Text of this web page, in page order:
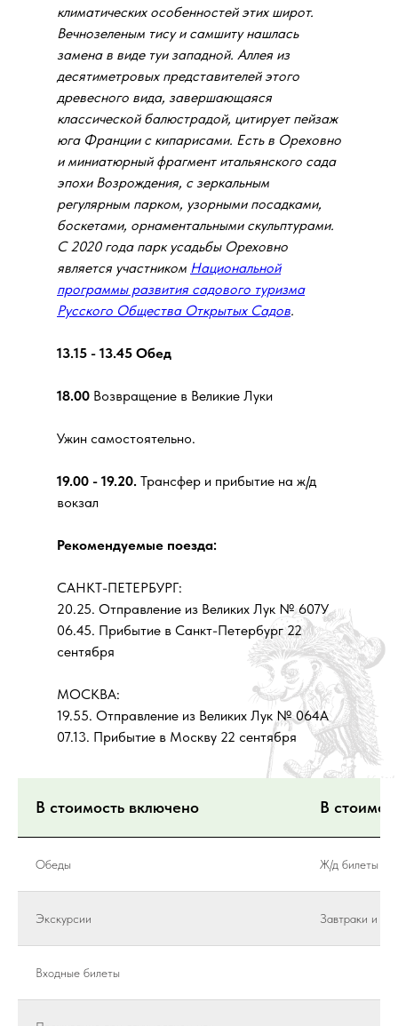
климатических особенностей этих широт.
Вечнозеленым тису и самшиту нашлась
замена в виде туи западной. Аллея из
десятиметровых представителей этого
древесного вида, завершающаяся
классической балюстрадой, цитирует пейзаж
юга Франции с кипарисами. Есть в Ореховно
и миниатюрный фрагмент итальянского сада
эпохи Возрождения, с зеркальным
регулярным парком, узорными посадками,
боскетами, орнаментальными скульптурами.
С 2020 года парк усадьбы Ореховно
является участником Национальной
программы развития садового туризма
Русского Общества Открытых Садов.
13.15 - 13.45 Обед
18.00 Возвращение в Великие Луки
Ужин самостоятельно.
19.00 - 19.20. Трансфер и прибытие на ж/д
вокзал
Рекомендуемые поезда:
САНКТ-ПЕТЕРБУРГ:
20.25. Отправление из Великих Лук № 607У
06.45. Прибытие в Санкт-Петербург 22
сентября
МОСКВА:
19.55. Отправление из Великих Лук № 064А
07.13. Прибытие в Москву 22 сентября
В стоимость включено В
Обеды Ж/д билеты
Экскурсии Завтраки и
Входные билеты